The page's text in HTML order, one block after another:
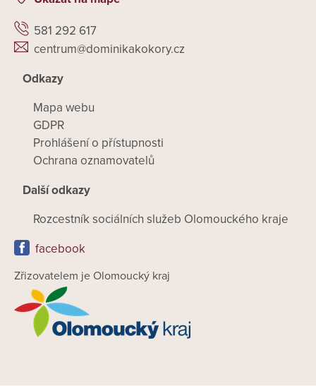
581 292 617
centrum@dominikakokory.cz
Odkazy
Mapa webu
GDPR
Prohlášení o přístupnosti
Ochrana oznamovatelů
Další odkazy
Rozcestník sociálních služeb Olomouckého kraje
facebook
Zřizovatelem je Olomoucký kraj